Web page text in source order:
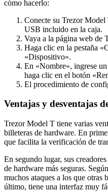
cómo hacerlo:
Conecte su Trezor Model
USB incluido en la caja.
Vaya a la página web de
Haga clic en la pestaña
«Dispositivo».
En «Nombre», ingrese
haga clic en el botón
El procedimiento de
Ventajas y desventajas
Trezor Model T tiene varias
billeteras de hardware. En
que facilita la verificación de
En segundo lugar, sus
de hardware más seguras.
muchos ataques a los que otras
último, tiene una interfaz muy